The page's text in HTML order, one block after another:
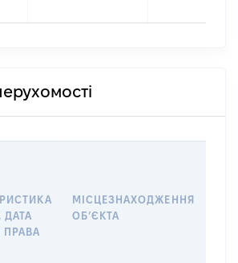
ДАТА
ПРАВА
МІСЦЕЗНАХОДЖЕННЯ
ОБʼЄКТА